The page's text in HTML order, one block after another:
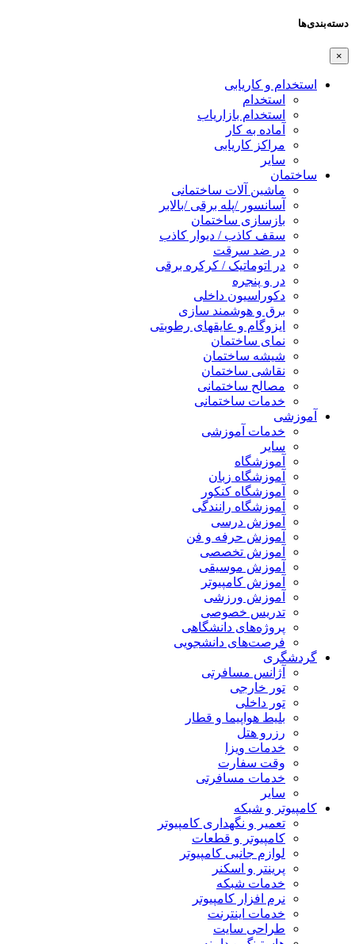
دسته‌بندی‌ها
×
استخدام و کاریابی
استخدام
استخدام بازاریاب
آماده به کار
مراکز کاریابی
سایر
ساختمان
ماشین آلات ساختمانی
آسانسور /پله برقی /بالابر
بازسازی ساختمان
سقف کاذب / دیوار کاذب
در ضد سرقت
در اتوماتیک / کرکره برقی
در و پنجره
دکوراسیون داخلی
برق و هوشمند سازی
ایزوگام و عایقهای رطوبتی
نمای ساختمان
شیشه ساختمان
نقاشی ساختمان
مصالح ساختمانی
خدمات ساختمانی
آموزشی
خدمات آموزشی
سایر
آموزشگاه
آموزشگاه زبان
آموزشگاه کنکور
آموزشگاه رانندگی
آموزش درسی
آموزش حرفه و فن
آموزش تخصصی
آموزش موسیقی
آموزش کامپیوتر
آموزش ورزشی
تدریس خصوصی
پروژه‌های دانشگاهی
فرصت‌های دانشجویی
گردشگری
آژانس مسافرتی
تور خارجی
تور داخلی
بلیط هواپیما و قطار
رزرو هتل
خدمات ویزا
وقت سفارت
خدمات مسافرتی
سایر
کامپیوتر و شبکه
تعمیر و نگهداری کامپیوتر
کامپیوتر و قطعات
لوازم جانبی کامپیوتر
پرینتر و اسکنر
خدمات شبکه
نرم افزار کامپیوتر
خدمات اینترنت
طراحی سایت